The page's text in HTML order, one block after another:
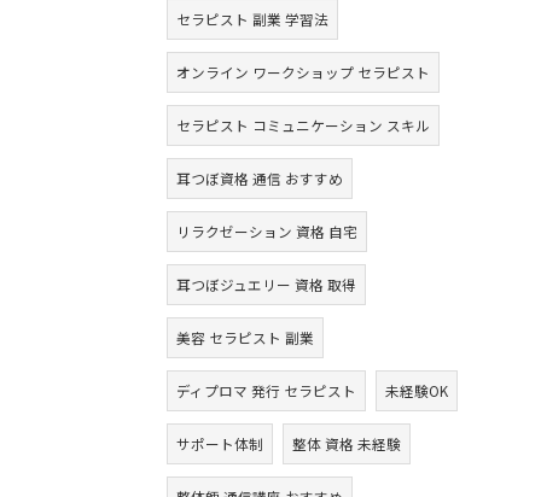
セラピスト 副業 学習法
オンライン ワークショップ セラピスト
セラピスト コミュニケーション スキル
耳つぼ資格 通信 おすすめ
リラクゼーション 資格 自宅
耳つぼジュエリー 資格 取得
美容 セラピスト 副業
ディプロマ 発行 セラピスト 未経験OK
サポート体制 整体 資格 未経験